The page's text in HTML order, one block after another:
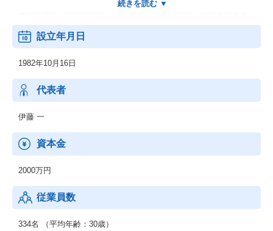
(SMO)、医療ガス販売業、一般事務備品販売及び賃貸業、医療事
務および経理の受託業務、病・医院の経営コンサルティング業
理・導入支援）
医療事業では、神奈川県内に30店舗の薬局を展開し、本社のある
厚木市には11店舗を展開。市内の利用者数はトップクラス。
そのほか、病院で医師が患者様に開発中の薬を投与して、効果や
安全を確認する臨床試験（治験）を行うなど様々な事業を展開。
社会に貢献します。
設立年月日
1982年10月16日
代表者
伊藤 一
資本金
2000万円
従業員数
334名 （平均年齢：30歳）